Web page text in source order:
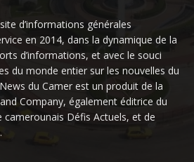
d’informations générales
en 2014, dans la dynamique de la
d’informations, et avec le souci
du monde entier sur les nouvelles du
du Camer est un produit de la
Company, également éditrice du
camerounais Défis Actuels, et de